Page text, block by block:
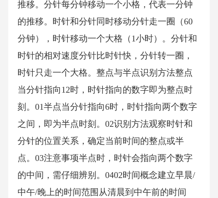
推移。分针每分钟移动一个小格，代表一分钟
的推移。时针和分针同时移动分针走一圈（60
分钟），时针移动一个大格（1小时）。分针和
时针的相对速度分针比时针快，分针转一圈，
时针只走一个大格。整点与半点识别方法整点
当分针指向12时，时针指向的数字即为整点时
刻。01半点当分针指向6时，时针指向两个数字
之间，即为半点时刻。02识别方法观察时针和
分针的位置关系，确定当前时间的整点或半
点。03注意事项半点时，时针会指向两个数字
的中间，需仔细辨别。0402时间概念建立早晨/
中午/晚上的时间范围从清晨到中午前的时间